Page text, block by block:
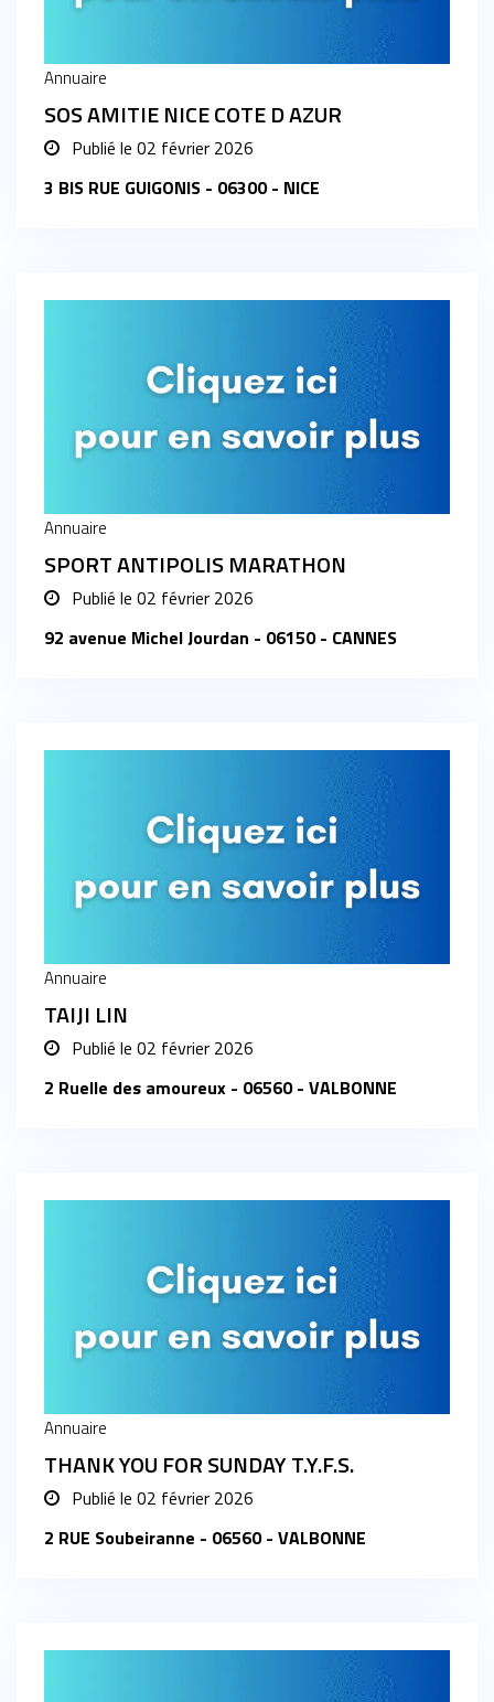
Annuaire
SOS AMITIE NICE COTE D AZUR
Publié le 02 février 2026
3 BIS RUE GUIGONIS - 06300 - NICE
Annuaire
SPORT ANTIPOLIS MARATHON
Publié le 02 février 2026
92 avenue Michel Jourdan - 06150 - CANNES
Annuaire
TAIJI LIN
Publié le 02 février 2026
2 Ruelle des amoureux - 06560 - VALBONNE
Annuaire
THANK YOU FOR SUNDAY T.Y.F.S.
Publié le 02 février 2026
2 RUE Soubeiranne - 06560 - VALBONNE